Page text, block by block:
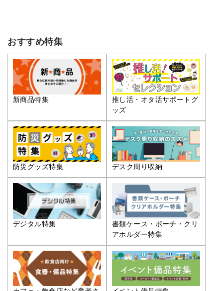
おすすめ特集
新商品特集
推し活・オタ活サポートグ
ッズ
防災グッズ特集 デスク周り収納
デジタル特集
書類ケース・ポーチ・クリ
アホルダー特集